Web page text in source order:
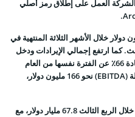
فيه الشركة العمل على إطلاق رمز أصلي
صافي دخل بلغ 214 مليون دولار خلال الأشهر الثلاثة المنتهية في
كما ارتفع إجمالي الإيرادات ودخل
الاحتياطيات إلى 740 مليون دولار، أي بزيادة 66٪ عن الفترة نفسها من العام
السابق، في حين بلغ صافي الأرباح المعدلة (EBITDA) نحو 166 مليون دولار،
وبلغ متوسط حجم عملة USDC المتداول خلال الربع الثالث 67.8 مليار دولار، مع